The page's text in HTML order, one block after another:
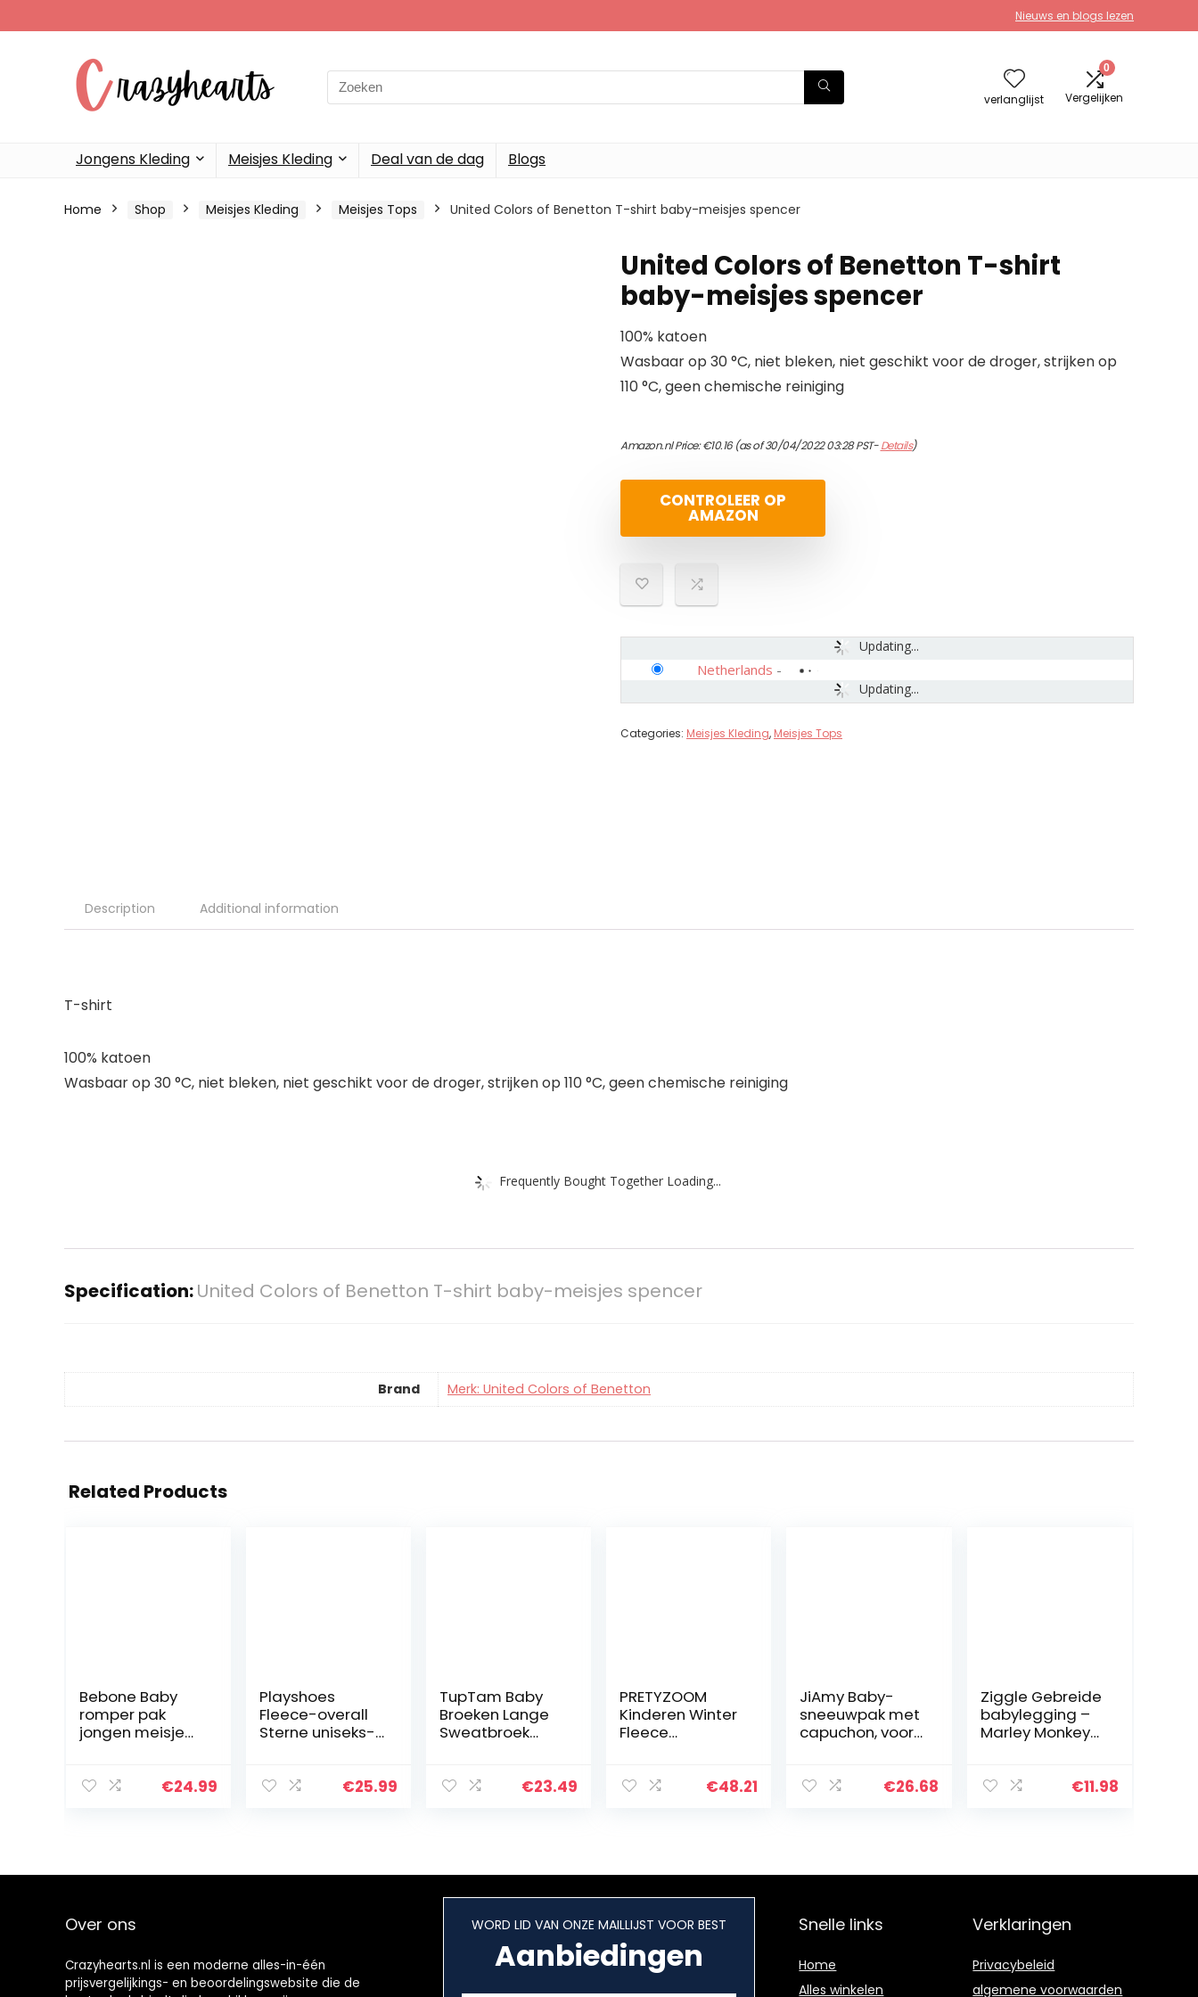
Nieuws en blogs lezen
Search
for:
verlanglijst
0
Vergelijken
Jongens Kleding Meisjes Kleding Deal van de dag Blogs
Home Shop Meisjes Kleding Meisjes Tops United Colors of Benetton T-shirt baby-meisjes spencer
United Colors of Benetton T-shirt
baby-meisjes spencer
100% katoen
Wasbaar op 30 °C, niet bleken, niet geschikt voor de droger, strijken op
110 °C, geen chemische reiniging
Amazon.nl Price:€10.16(as of 30/04/2022 03:28 PST-Details)
CONTROLEER OP
AMAZON
Updating...
Updating...
Netherlands -
Categories: Meisjes Kleding, Meisjes Tops
Description Additional information
T-shirt
100% katoen
Wasbaar op 30 °C, niet bleken, niet geschikt voor de droger, strijken op 110 °C, geen chemische reiniging
Frequently Bought Together Loading...
Specification:United Colors of Benetton T-shirt baby-meisjes spencer
Brand Merk: United Colors of Benetton
Related Products
Bebone Baby
romper pak
jongen meisje
(Wit, 0-3
€24.99
Playshoes
Fleece-overall
Sterne uniseks-
€25.99
TupTam Baby
Broeken Lange
Sweatbroek
€23.49
PRETYZOOM
Kinderen Winter
Fleece
Leggings Broek
Leuke…
€48.21
JiAmy Baby-
sneeuwpak met
capuchon, voor
mouwen, 0-12
€26.68
Ziggle Gebreide
babylegging –
Marley Monkey
€11.98
Over ons
Crazyhearts.nl is een moderne alles-in-één
prijsvergelijkings- en beoordelingswebsite die de
WORD LID VAN ONZE MAILLIJST VOOR BEST
Aanbiedingen
Snelle links
Home
Alles winkelen
Verklaringen
Privacybeleid
algemene voorwaarden